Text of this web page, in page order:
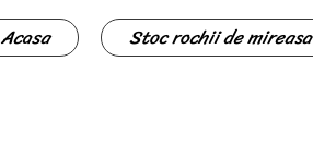
Acasa Stoc rochii de mireasa